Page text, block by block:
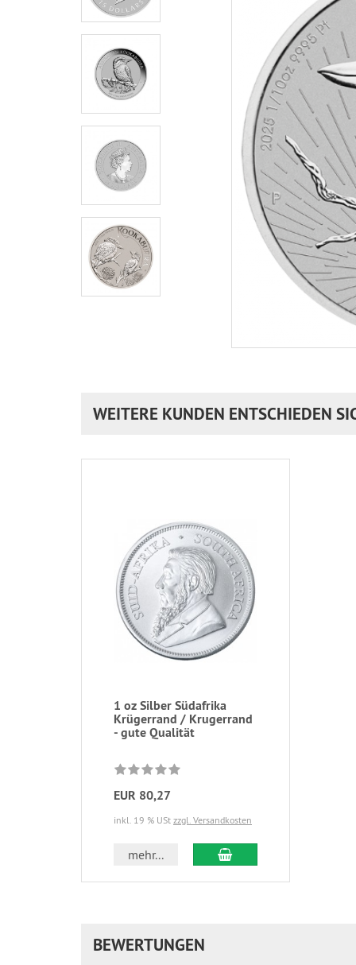
WEITERE KUNDEN ENTSCHIEDEN
1 oz Silber Südafrika
Krügerrand / Krugerrand
- gute Qualität
EUR 80,27
inkl. 19 % USt zzgl. Versandkosten
mehr... In den Warenkorb
BEWERTUNGEN